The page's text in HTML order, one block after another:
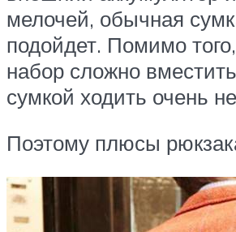
мелочей, обычная
подойдет. Помимо
набор сложно
сумкой ходить очень
Поэтому плюсы